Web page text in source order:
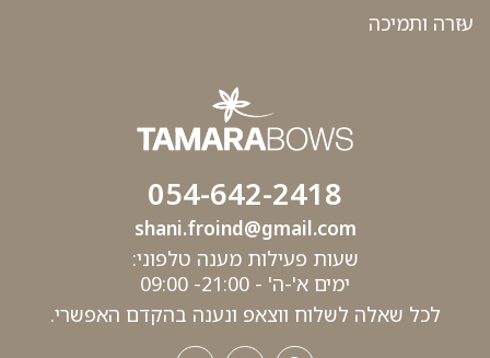
עזרה ותמיכה
054-642-2418
shani.froind@gmail.com
שעות פעילות מענה טלפוני:
ימים א'-ה' - 21:00- 09:00
לכל שאלה לשלוח ווצאפ ונענה בהקדם האפשרי.